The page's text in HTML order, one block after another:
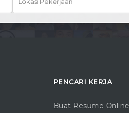
PENCARI KERJA
Buat Resume Online